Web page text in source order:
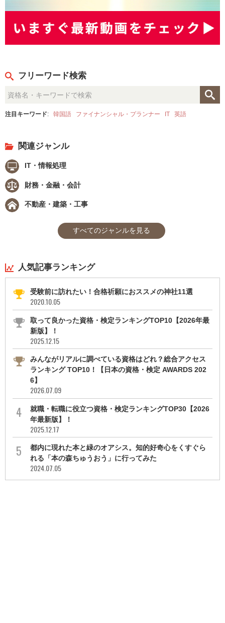
フリーワード検索
注目キーワード: 韓国語 ファイナンシャル・プランナー IT 英語
関連ジャンル
IT・情報処理
財務・金融・会計
不動産・建築・工事
すべてのジャンルを見る
人気記事ランキング
受験前に訪れたい！合格祈願におススメの神社11選
2020.10.05
取って良かった資格・検定ランキングTOP10【2026年最
新版】！
2025.12.15
みんながリアルに調べている資格はどれ？総合アクセス
ランキング TOP10！【日本の資格・検定 AWARDS 202
6】
2026.07.09
就職・転職に役立つ資格・検定ランキングTOP30【2026
年最新版】！
2025.12.17
都内に現れた本と緑のオアシス。知的好奇心をくすぐら
れる「本の森ちゅうおう」に行ってみた
2024.07.05